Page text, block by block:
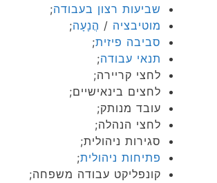
שביעות רצון בעבודה;
מוטיבציה / הֲנָעָה;
סביבה פיזית;
תנאי עבודה;
לחצי קריירה;
לחצים בינאישיים;
עובד מנותק;
לחצי הנהלה;
סגירות ניהולית;
פתיחות ניהולית;
קונפליקט עבודה משפחה;